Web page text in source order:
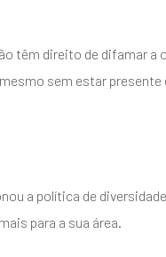
têm direito de difamar a
sem estar
a política de
para a sua área.